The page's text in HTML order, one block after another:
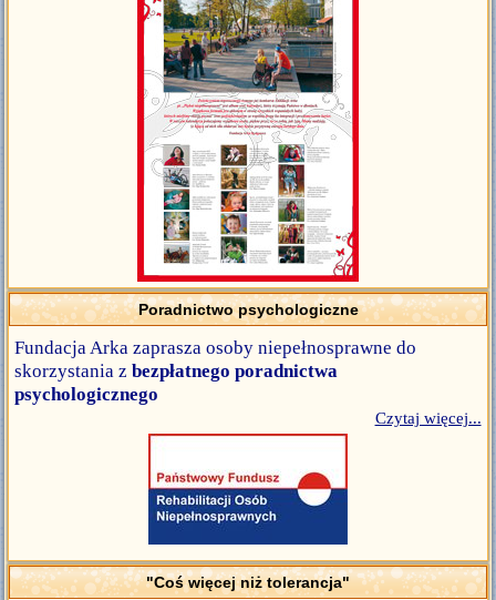
Poradnictwo psychologiczne
Fundacja Arka zaprasza osoby niepełnosprawne do
skorzystania zbezpłatnego poradnictwa
psychologicznego
Czytaj więcej...
"Coś więcej niż tolerancja"